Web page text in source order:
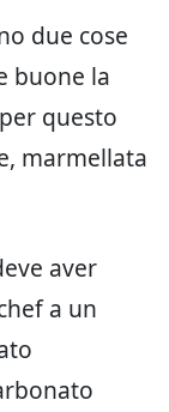
due cose
buone la
questo
marmellata
aver
a un